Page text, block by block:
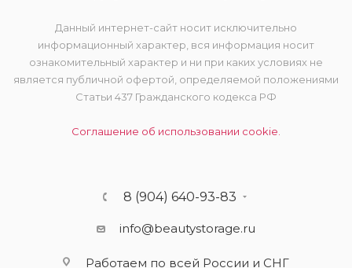
Данный интернет-сайт носит исключительно
информационный характер, вся информация носит
ознакомительный характер и ни при каких условиях не
является публичной офертой, определяемой положениями
Статьи 437 Гражданского кодекса РФ
Соглашение об использовании cookie.
8 (904) 640-93-83
info@beautystorage.ru
Работаем по всей России и СНГ